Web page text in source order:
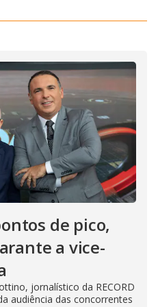
de pico,
a vice-
jornalístico da RECORD
audiência das concorrentes